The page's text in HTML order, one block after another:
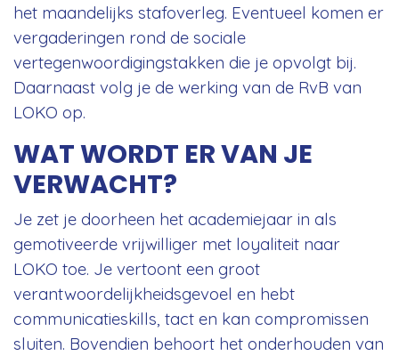
het maandelijks stafoverleg. Eventueel komen er
vergaderingen rond de sociale
vertegenwoordigingstakken die je opvolgt bij.
Daarnaast volg je de werking van de RvB van
LOKO op.
WAT WORDT ER VAN JE
VERWACHT?
Je zet je doorheen het academiejaar in als
gemotiveerde vrijwilliger met loyaliteit naar
LOKO toe. Je vertoont een groot
verantwoordelijkheidsgevoel en hebt
communicatieskills, tact en kan compromissen
sluiten. Bovendien behoort het onderhouden van